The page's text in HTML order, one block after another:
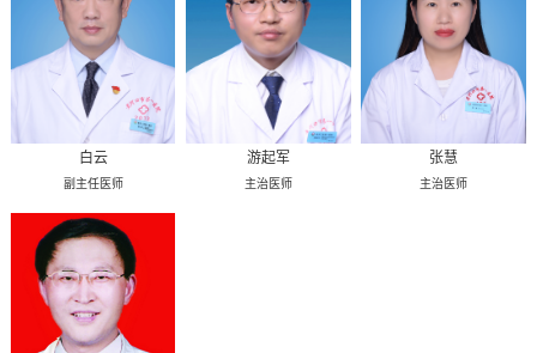
白云
副主任医师
游起军
主治医师
张慧
主治医师